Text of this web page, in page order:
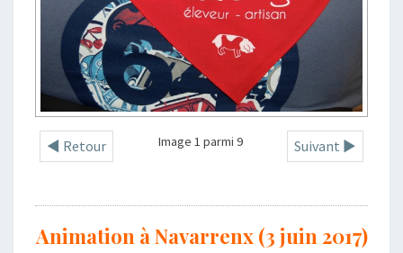
◄ Retour Suivant ►
Image 1 parmi 9
Animation à Navarrenx (3 juin 2017)